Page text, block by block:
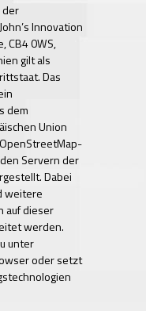
der
Innovation
CB4 0WS,
gilt als
Das
dem
Union
Servern der
Dabei
weitere
auf dieser
werden.
unter
oder setzt